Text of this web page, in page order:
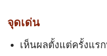
จุดเด่น
เห็นผลตั้งแต่ครั้งแร